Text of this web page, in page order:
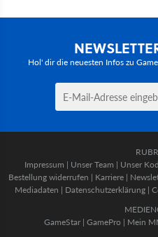
Hol' dir die neuesten Infos zu
Impressum | Unser Team | Unser
Bestellung widerrufen | Karriere |
Mediadaten | Datenschutzerklärung |
GameStar| GamePro | Mein